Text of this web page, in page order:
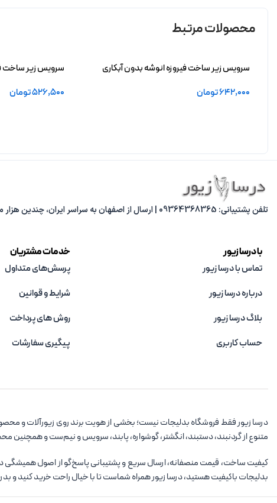
محصولات مرتبط
سرویس زیر ساخت فیروزه انوشه بدون آبکاری
642,000تومان
سرویس زیر ساخت
526,500تومان
تلفن پشتیبانی: 09364368365 | ارسال از اصفهان به سراسر ایران، چندین هزار مدل متنوع، پاسخ‌گویی از 8 صبح تا 8 شب.
با درسا زیور
تماس با درسا زیور
درباره درسا زیور
بلاگ درسا زیور
حساب کاربری
خدمات مشتریان
پرسش‌های متداول
شرایط و قوانین
روش های پرداخت
پیگیری سفارشات
درسا زیور فقط فروشگاه بدلیجات نیست؛ بخشی از هویت برند روی زیورآلات و
متنوع از گردنبند، دستبند، انگشتر، گوشواره، پابند، سرویس و نیم‌ست و
کیفیت ساخت، قیمت منصفانه، ارسال سریع و پشتیبانی پاسخ‌گو از اصول همیشگی
بدلیجات باکیفیت هستید، درسا زیور همراه شماست تا با خیال راحت خرید کنید و